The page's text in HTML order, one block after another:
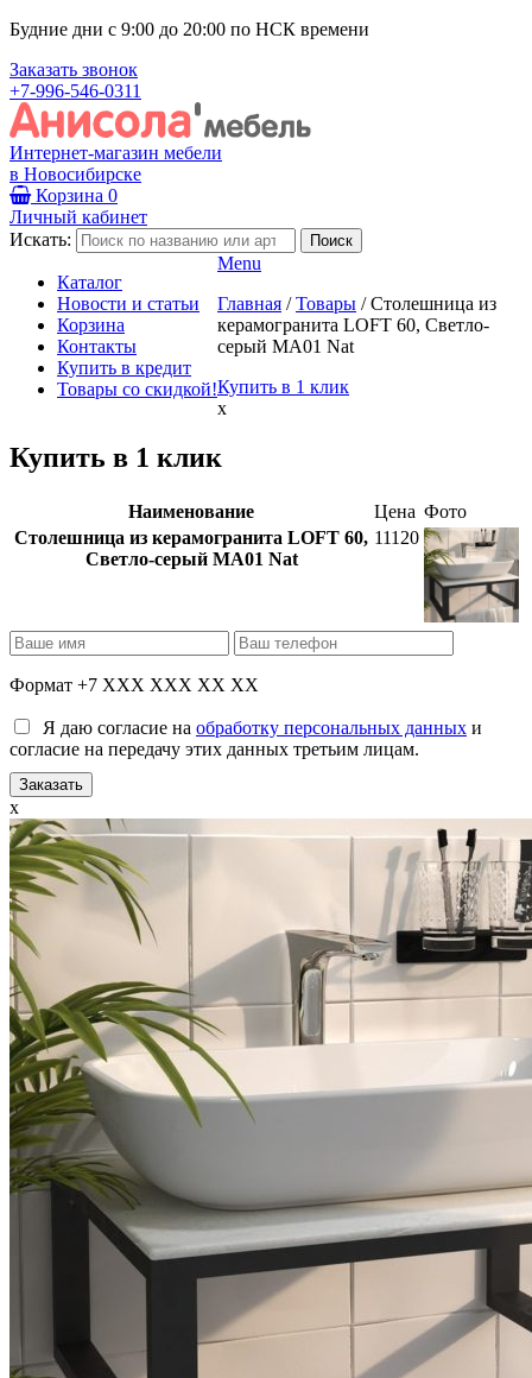
Будние дни с 9:00 до 20:00 по НСК времени
Заказать звонок
+7-996-546-0311
Интернет-магазин мебели
в Новосибирске
Корзина 0
Личный кабинет
Искать:
Каталог
Новости и статьи
Корзина
Контакты
Купить в кредит
Товары со скидкой!
Menu
Главная / Товары / Столешница из
керамогранита LOFT 60, Светло-
серый МА01 Nat
Купить в 1 клик
x
Купить в 1 клик
Наименование Цена Фото
Столешница из керамогранита LOFT 60,
Светло-серый МА01 Nat
11120
Формат +7 XXX XXX XX XX
Я даю согласие на обработку персональных данных и
согласие на передачу этих данных третьим лицам.
x